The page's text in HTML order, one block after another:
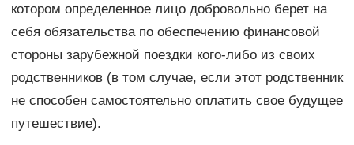
котором определенное лицо добровольно берет на
себя обязательства по обеспечению финансовой
стороны зарубежной поездки кого-либо из своих
родственников (в том случае, если этот родственник
не способен самостоятельно оплатить свое будущее
путешествие).